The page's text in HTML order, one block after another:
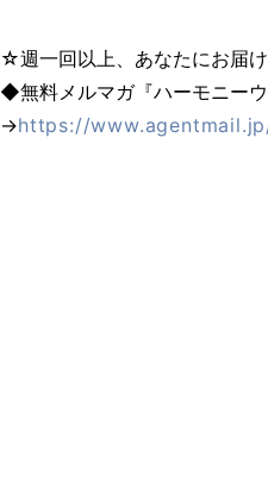
☆週一回以上、あなたにお届
◆無料メルマガ『ハーモニー
→https://